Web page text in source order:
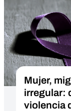
Mujer,
irregular:
violencia